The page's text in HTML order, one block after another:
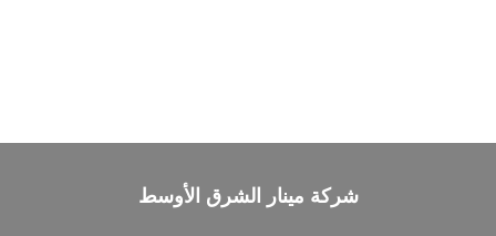
شركة مينار الشرق الأوسط